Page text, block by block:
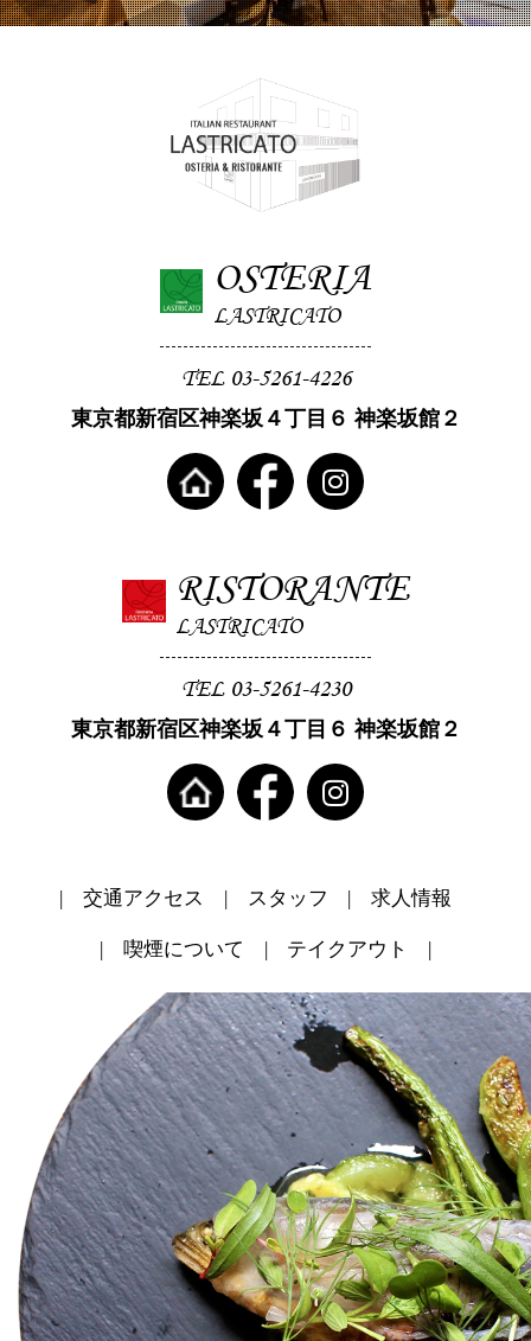
OSTERIA
LASTRICATO
TEL 03-5261-4226
東京都新宿区神楽坂４丁目６ 神楽坂館２
RISTORANTE
LASTRICATO
TEL 03-5261-4230
東京都新宿区神楽坂４丁目６ 神楽坂館２
交通アクセス スタッフ 求人情報
喫煙について テイクアウト